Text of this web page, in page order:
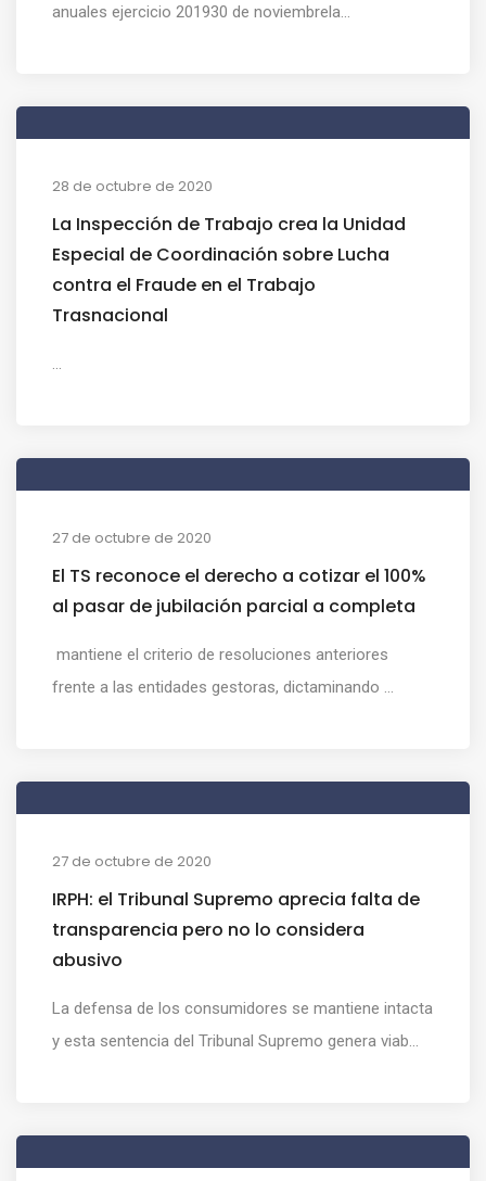
anuales ejercicio 201930 de noviembrela...
28 de octubre de 2020
La Inspección de Trabajo crea la Unidad
Especial de Coordinación sobre Lucha
contra el Fraude en el Trabajo
Trasnacional
...
27 de octubre de 2020
El TS reconoce el derecho a cotizar el 100%
al pasar de jubilación parcial a completa
mantiene el criterio de resoluciones anteriores
frente a las entidades gestoras, dictaminando ...
27 de octubre de 2020
IRPH: el Tribunal Supremo aprecia falta de
transparencia pero no lo considera
abusivo
La defensa de los consumidores se mantiene intacta
y esta sentencia del Tribunal Supremo genera viab...